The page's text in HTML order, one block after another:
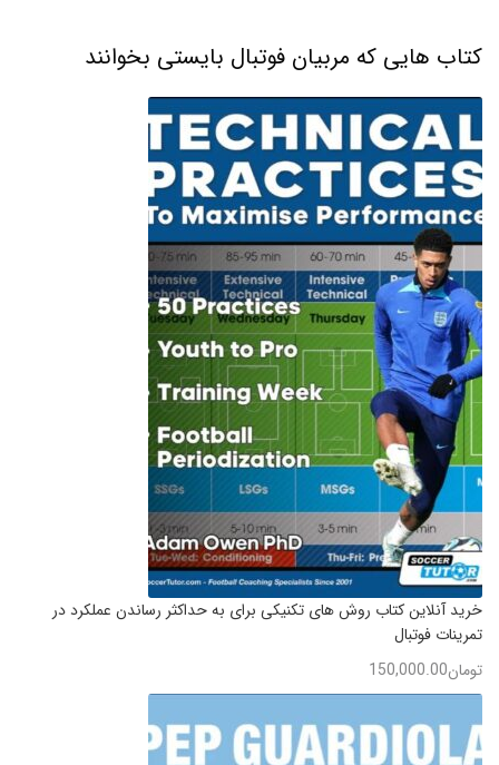
کتاب هایی که مربیان فوتبال بایستی بخوانند
خرید آنلاین کتاب روش های تکنیکی برای به حداکثر رساندن عملکرد در
تمرینات فوتبال
تومان150,000.00